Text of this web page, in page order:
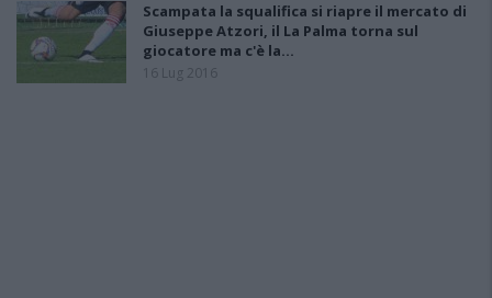
Scampata la squalifica si riapre il mercato di
Giuseppe Atzori, il La Palma torna sul
giocatore ma c'è la…
16 Lug 2016